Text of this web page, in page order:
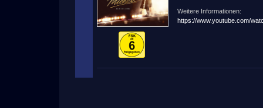
Weitere Informationen:
https://www.youtube.com/